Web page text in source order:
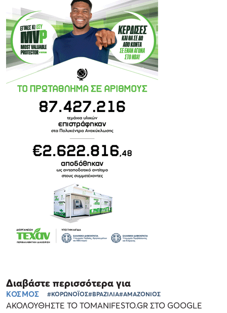
Διαβάστε περισσότερα για
ΚΟΣΜΟΣ #ΚΟΡΩΝΟΪΟΣ#ΒΡΑΖΙΛΙΑ#ΑΜΑΖΟΝΙΟΣ
ΑΚΟΛΟΥΘΗΣΤΕ ΤΟ TOMANIFESTO.GR ΣΤΟ GOOGLE